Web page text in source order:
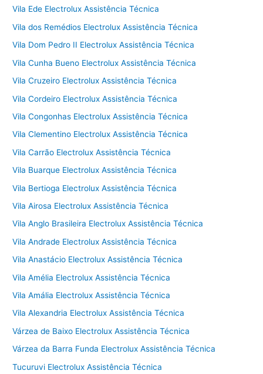
Vila Ede Electrolux Assistência Técnica
Vila dos Remédios Electrolux Assistência Técnica
Vila Dom Pedro II Electrolux Assistência Técnica
Vila Cunha Bueno Electrolux Assistência Técnica
Vila Cruzeiro Electrolux Assistência Técnica
Vila Cordeiro Electrolux Assistência Técnica
Vila Congonhas Electrolux Assistência Técnica
Vila Clementino Electrolux Assistência Técnica
Vila Carrão Electrolux Assistência Técnica
Vila Buarque Electrolux Assistência Técnica
Vila Bertioga Electrolux Assistência Técnica
Vila Airosa Electrolux Assistência Técnica
Vila Anglo Brasileira Electrolux Assistência Técnica
Vila Andrade Electrolux Assistência Técnica
Vila Anastácio Electrolux Assistência Técnica
Vila Amélia Electrolux Assistência Técnica
Vila Amália Electrolux Assistência Técnica
Vila Alexandria Electrolux Assistência Técnica
Várzea de Baixo Electrolux Assistência Técnica
Várzea da Barra Funda Electrolux Assistência Técnica
Tucuruvi Electrolux Assistência Técnica